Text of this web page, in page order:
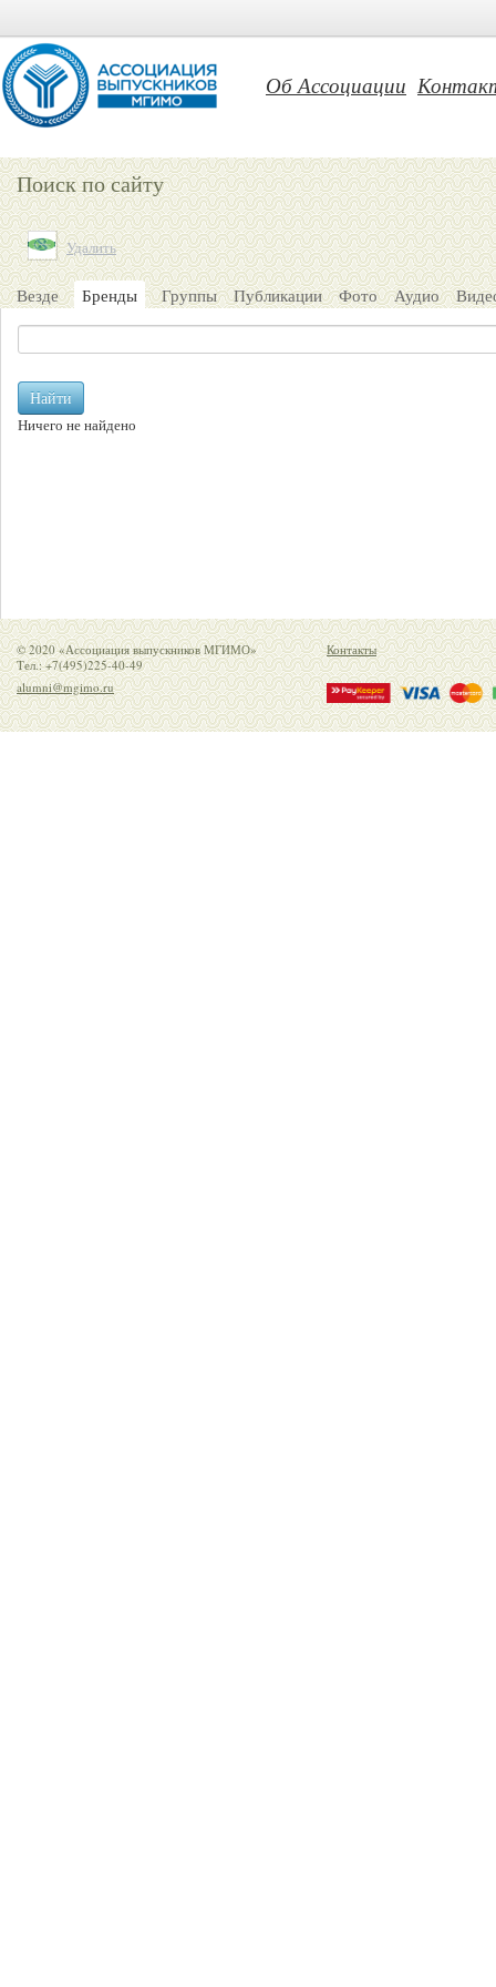
Об Ассоциации
Поиск по сайту
Удалить
Везде Бренды Группы Публикации Фото Аудио
Найти
Ничего не найдено
© 2020 «Ассоциация выпускников МГИМО»
Тел.: +7(495)225-40-49
alumni@mgimo.ru
Контакты